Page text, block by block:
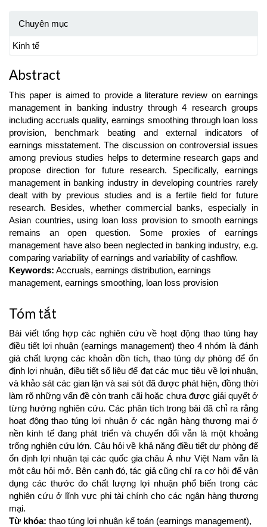
Chuyên mục
Kinh tế
Abstract
This paper is aimed to provide a literature review on earnings
management in banking industry through 4 research groups
including accruals quality, earnings smoothing through loan loss
provision, benchmark beating and external indicators of
earnings misstatement. The discussion on controversial issues
among previous studies helps to determine research gaps and
propose direction for future research. Specifically, earnings
management in banking industry in developing countries rarely
dealt with by previous studies and is a fertile field for future
research. Besides, whether commercial banks, especially in
Asian countries, using loan loss provision to smooth earnings
remains an open question. Some proxies of earnings
management have also been neglected in banking industry, e.g.
comparing variability of earnings and variability of cashflow.
Keywords: Accruals, earnings distribution, earnings
management, earnings smoothing, loan loss provision
Tóm tắt
Bài viết tổng hợp các nghiên cứu về hoạt động thao túng hay
điều tiết lợi nhuận (earnings management) theo 4 nhóm là đánh
giá chất lượng các khoản dồn tích, thao túng dự phòng để ổn
định lợi nhuận, điều tiết số liệu để đạt các mục tiêu về lợi nhuận,
và khảo sát các gian lận và sai sót đã được phát hiện, đồng thời
làm rõ những vấn đề còn tranh cãi hoặc chưa được giải quyết ở
từng hướng nghiên cứu. Các phân tích trong bài đã chỉ ra rằng
hoạt động thao túng lợi nhuận ở các ngân hàng thương mại ở
nền kinh tế đang phát triển và chuyển đổi vẫn là một khoảng
trống nghiên cứu lớn. Câu hỏi về khả năng điều tiết dự phòng để
ổn định lợi nhuận tại các quốc gia châu Á như Việt Nam vẫn là
một câu hỏi mở. Bên cạnh đó, tác giả cũng chỉ ra cơ hội để vận
dụng các thước đo chất lượng lợi nhuận phổ biến trong các
nghiên cứu ở lĩnh vực phi tài chính cho các ngân hàng thương
mại.
Từ khóa: thao túng lợi nhuận kế toán (earnings management),